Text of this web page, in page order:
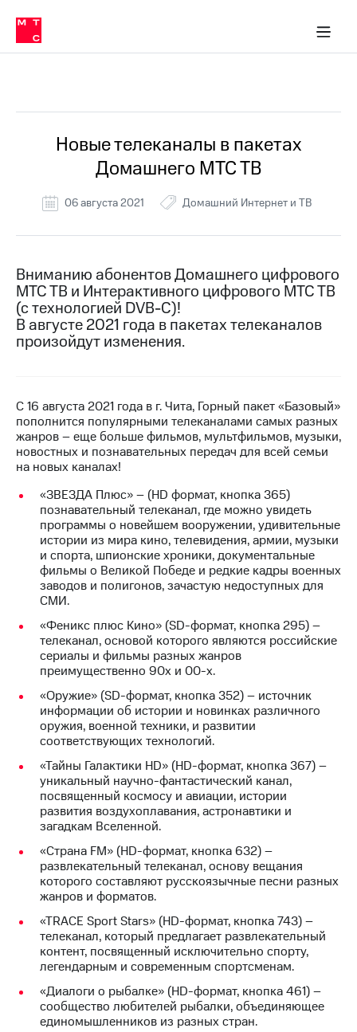
связь
Сервисы и подписки
30% на связь
кабинеты
Мобильная
и
Спутниковое
МТС
номер
в МТС
Тарифы
Услуги
Роуминг
Семейная
группа
Заказать
SIM-
карту
Оформить
eSIM
SIM-
карта
иностранцев
Оформить
чистый
номер
Выбрать
красивый
номер
Заменить
SIM-
карту
на
eSIM
Для дома
Выберите
и подключите
ТВ
с выгодным
тарифом
Тарифы
в МТС
Услуги
приложение
Мой
МТС
Акции
Скидка 30%
Тарифы
RED,
РИИЛ
и МТС
Супер
дешевле
при
оплате
с карты
МТС
Деньги
Выберите
с выгодным
тарифом
Тарифы
Интернет,
ТВ и телефон
для дома
Услуги
Личный
кабинет
интернета
и
ТВ
Личный
спутникового
ТВ
Скачать
приложение
Мой
МТС
Акции
Новые телеканалы в пакетах
Домашнего МТС ТВ
06 августа 2021 Домашний Интернет и ТВ
Вниманию абонентов Домашнего цифрового
МТС ТВ и Интерактивного цифрового МТС ТВ
(с технологией DVB-C)!
В августе 2021 года в пакетах телеканалов
произойдут изменения.
С 16 августа 2021 года в г. Чита, Горный пакет «Базовый»
пополнится популярными телеканалами самых разных
жанров – еще больше фильмов, мультфильмов, музыки,
новостных и познавательных передач для всей семьи
на новых каналах!
«ЗВЕЗДА Плюс» – (HD формат, кнопка 365)
познавательный телеканал, где можно увидеть
программы о новейшем вооружении, удивительные
истории из мира кино, телевидения, армии, музыки
и спорта, шпионские хроники, документальные
фильмы о Великой Победе и редкие кадры военных
заводов и полигонов, зачастую недоступных для
СМИ.
«Феникс плюс Кино» (SD-формат, кнопка 295) –
телеканал, основой которого являются российские
сериалы и фильмы разных жанров
преимущественно 90х и 00-х.
«Оружие» (SD-формат, кнопка 352) – источник
информации об истории и новинках различного
оружия, военной техники, и развитии
соответствующих технологий.
«Тайны Галактики HD» (HD-формат, кнопка 367) –
уникальный научно-фантастический канал,
посвященный космосу и авиации, истории
развития воздухоплавания, астронавтики и
загадкам Вселенной.
«Страна FM» (HD-формат, кнопка 632) –
развлекательный телеканал, основу вещания
которого составляют русскоязычные песни разных
жанров и форматов.
«TRACE Sport Stars» (HD-формат, кнопка 743) –
телеканал, который предлагает развлекательный
контент, посвященный исключительно спорту,
легендарным и современным спортсменам.
«Диалоги о рыбалке» (HD-формат, кнопка 461) –
сообщество любителей рыбалки, объединяющее
единомышленников из разных стран.